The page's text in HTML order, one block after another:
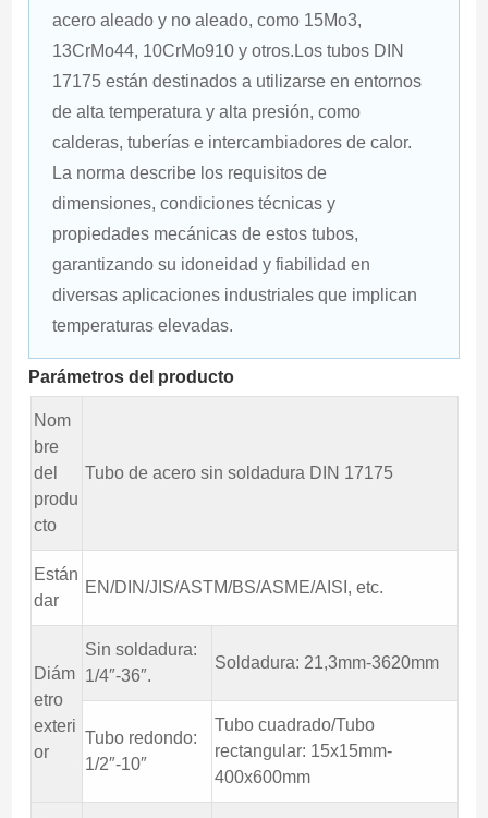
acero aleado y no aleado, como 15Mo3,
13CrMo44, 10CrMo910 y otros.Los tubos DIN
17175 están destinados a utilizarse en entornos
de alta temperatura y alta presión, como
calderas, tuberías e intercambiadores de calor.
La norma describe los requisitos de
dimensiones, condiciones técnicas y
propiedades mecánicas de estos tubos,
garantizando su idoneidad y fiabilidad en
diversas aplicaciones industriales que implican
temperaturas elevadas.
Parámetros del producto
Nom
bre
del
produ
cto
Tubo de acero sin soldadura DIN 17175
Están
dar
EN/DIN/JIS/ASTM/BS/ASME/AISI, etc.
Diám
etro
exteri
or
Sin soldadura:
1/4″-36″.
Soldadura: 21,3mm-3620mm
Tubo redondo:
1/2″-10″
Tubo cuadrado/Tubo
rectangular: 15x15mm-
400x600mm